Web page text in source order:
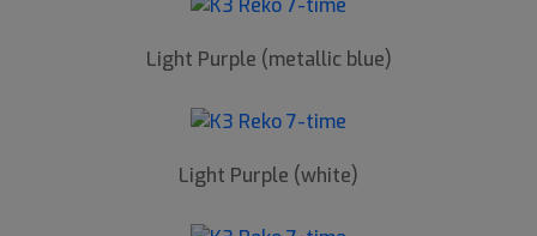
Light Purple (metallic blue)
Light Purple (white)